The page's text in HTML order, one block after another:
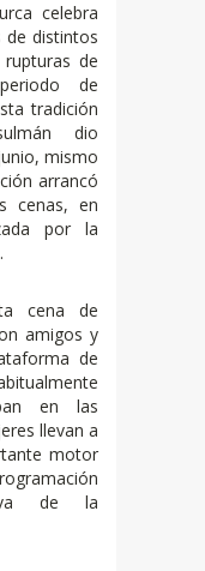
celebra
de distintos
de
de
tradición
dio
mismo
arrancó
cenas, en
por la
cena de
amigos y
de
en las
llevan a
motor
de la